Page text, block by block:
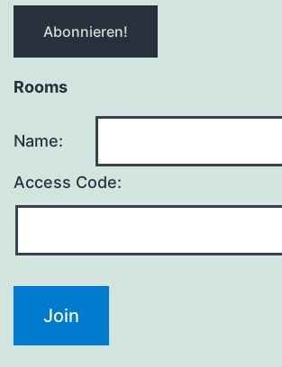
Rooms
Name:
Access Code: